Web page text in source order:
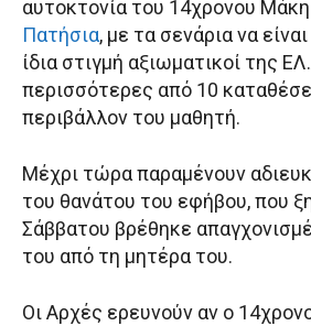
αυτοκτονία του 14χρονου
Πατήσια, με τα σενάρια να
ίδια στιγμή αξιωματικοί της
περισσότερες από 10
περιβάλλον του μαθητή.
Μέχρι τώρα παραμένουν
του θανάτου του εφήβου, που
Σάββατου βρέθηκε
του από τη μητέρα του.
Οι Αρχές ερευνούν αν ο